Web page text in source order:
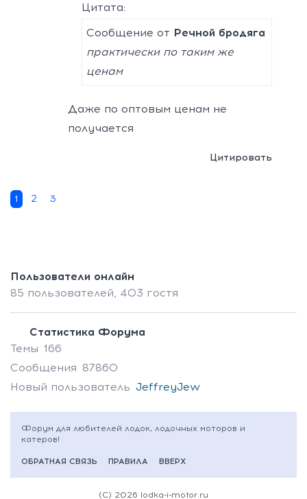
Цитата:
Сообщение от Речной бродяга
практически по таким же
ценам
Даже по оптовым ценам не
получается
Цитировать
1 2 3
Пользователи онлайн
85 пользователей, 403 гостя
Статистика Форума
Темы 166
Сообщения 87860
Новый пользователь JeffreyJew
Форум для любителей лодок, лодочных моторов и
катеров!
ОБРАТНАЯ СВЯЗЬ ПРАВИЛА ВВЕРХ
(C) 2026 lodka-i-motor.ru